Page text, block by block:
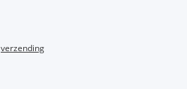
verzending